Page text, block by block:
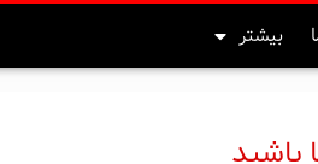
بیشتر
باشید